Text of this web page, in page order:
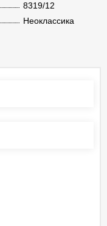
8319/12
Неоклассика